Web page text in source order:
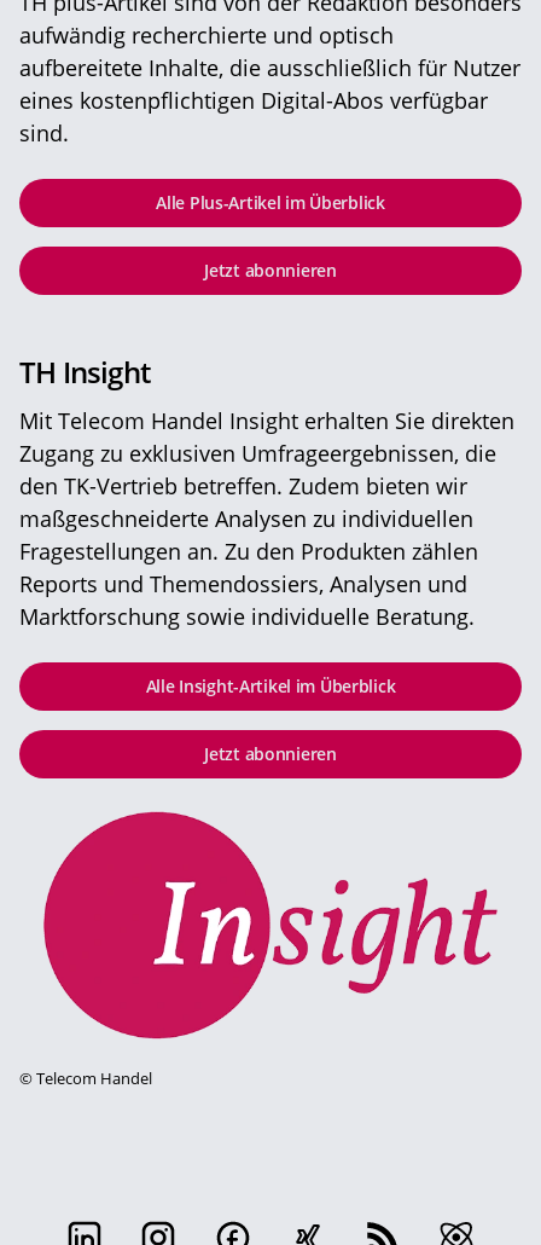
aufwändig recherchierte und optisch
aufbereitete Inhalte, die ausschließlich für Nutzer
eines kostenpflichtigen Digital-Abos verfügbar
sind.
Alle Plus-Artikel im Überblick
Jetzt abonnieren
©Telecom Handel
TH Insight
Mit Telecom Handel Insight erhalten Sie direkten
Zugang zu exklusiven Umfrageergebnissen, die
den TK-Vertrieb betreffen. Zudem bieten wir
maßgeschneiderte Analysen zu individuellen
Fragestellungen an. Zu den Produkten zählen
Reports und Themendossiers, Analysen und
Marktforschung sowie individuelle Beratung.
Alle Insight-Artikel im Überblick
Jetzt abonnieren